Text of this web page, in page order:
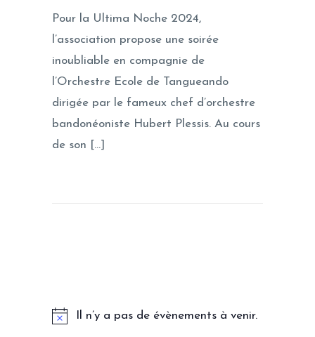
Pour la Ultima Noche 2024,
l’association propose une soirée
inoubliable en compagnie de
l’Orchestre Ecole de Tangueando
dirigée par le fameux chef d’orchestre
bandonéoniste Hubert Plessis. Au cours
de son […]
Il n’y a pas de évènements à venir.